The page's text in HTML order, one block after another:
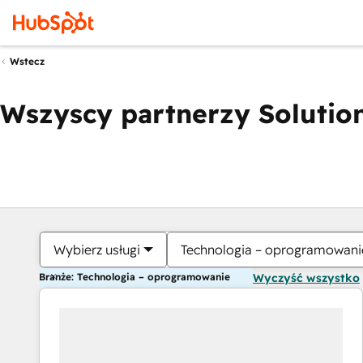
Wstecz
Wszyscy partnerzy
Wybierz usługi Technologia –
Branże: Technologia – oprogramowanie Wyczyść wszystko